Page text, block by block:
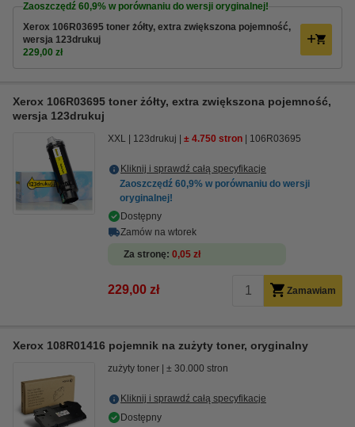
Zaoszczędź 60,9% w porównaniu do wersji oryginalnej!
Xerox 106R03695 toner żółty, extra zwiększona pojemność,
wersja 123drukuj
229,00 zł
Xerox 106R03695 toner żółty, extra zwiększona pojemność,
wersja 123drukuj
XXL 123drukuj ± 4.750 stron 106R03695
Kliknij i sprawdź całą specyfikacje
Zaoszczędź 60,9% w porównaniu do wersji
oryginalnej!
Dostępny
Zamów na wtorek
Za stronę 0,05 zł
229,00 zł Zamawiam
Xerox 108R01416 pojemnik na zużyty toner, oryginalny
zużyty toner ± 30.000 stron
Kliknij i sprawdź całą specyfikacje
Dostępny